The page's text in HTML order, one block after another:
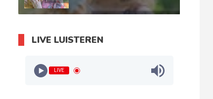
LIVE LUISTEREN
LIVE